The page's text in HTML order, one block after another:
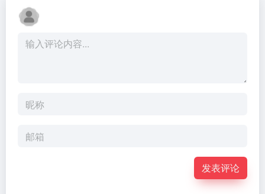
发表评论